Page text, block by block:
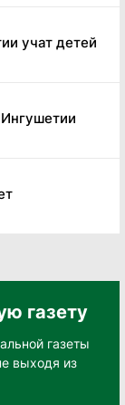
учат детей
газету
газеты
выходя из